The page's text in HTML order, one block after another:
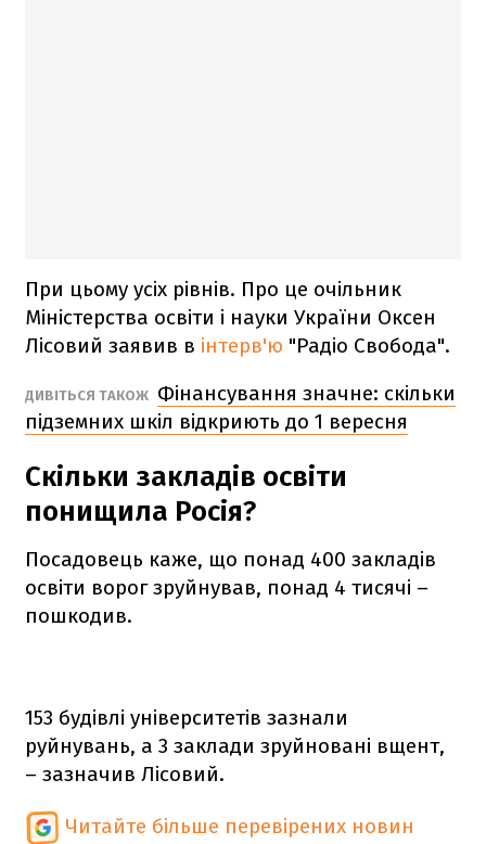
При цьому усіх рівнів. Про це очільник
Міністерства освіти і науки України Оксен
Лісовий заявив в інтерв'ю "Радіо Свобода".
ДИВІТЬСЯ ТАКОЖ Фінансування значне: скільки
підземних шкіл відкриють до 1 вересня
Скільки закладів освіти
понищила Росія?
Посадовець каже, що понад 400 закладів
освіти ворог зруйнував, понад 4 тисячі –
пошкодив.
153 будівлі університетів зазнали
руйнувань, а 3 заклади зруйновані вщент,
– зазначив Лісовий.
Читайте більше перевірених новин